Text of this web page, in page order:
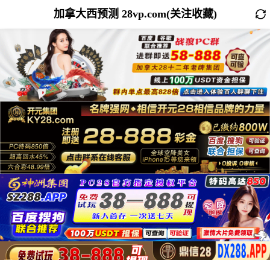
加拿大西预测 28vp.com(关注收藏)